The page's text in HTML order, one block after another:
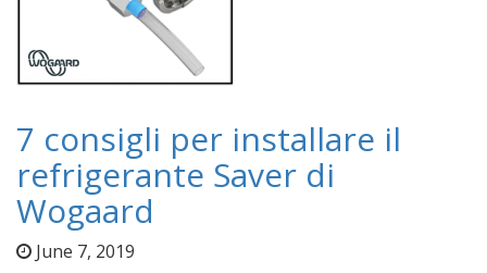
7 consigli per installare il
refrigerante Saver di
Wogaard
June 7, 2019